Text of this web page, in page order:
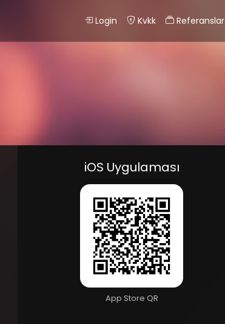
Login Kvkk Referanslar
iOS Uygulaması
App Store QR